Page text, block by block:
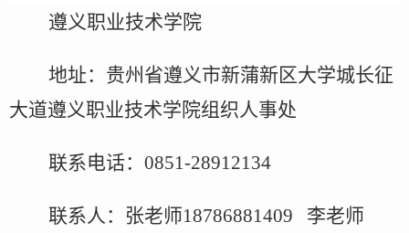
遵义职业技术学院
地址：贵州省遵义市新蒲新区大学城长征
大道遵义职业技术学院组织人事处
联系电话： 0851-28912134
联系人：张老师18786881409 李老师